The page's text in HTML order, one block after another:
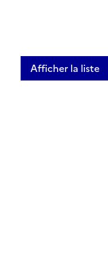
Afficher la liste